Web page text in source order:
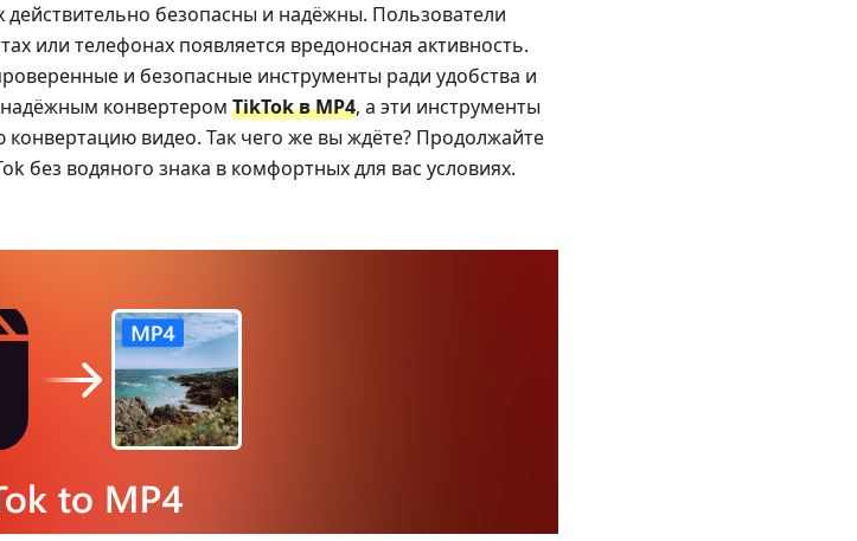
действительно безопасны и надёжны. Пользователи
или телефонах появляется вредоносная активность.
и безопасные инструменты ради удобства и
конвертером TikTok в MP4, а эти инструменты
видео. Так чего же вы ждёте? Продолжайте
без водяного знака в комфортных для вас условиях.